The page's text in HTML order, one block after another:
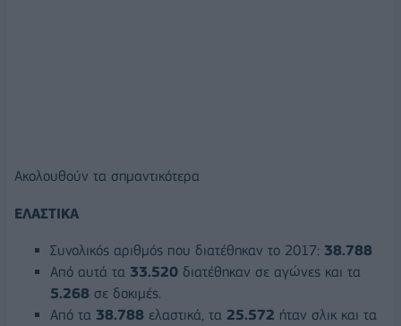
Ακολουθούν τα σημαντικότερα
ΕΛΑΣΤΙΚΑ
Συνολικός αριθμός που διατέθηκαν το 2017: 38.788
Από αυτά τα 33.520 διατέθηκαν σε αγώνες και τα
5.268 σε δοκιμές.
Από τα 38.788 ελαστικά, τα 25.572 ήταν σλικ και τα